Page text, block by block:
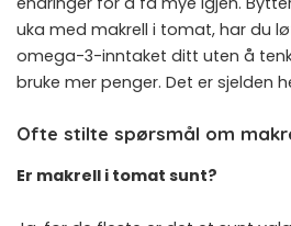
uka med makrell i tomat, har du
omega-3-inntaket ditt uten å
bruke mer penger. Det er sjelden
Ofte stilte spørsmål om
Er makrell i tomat sunt?